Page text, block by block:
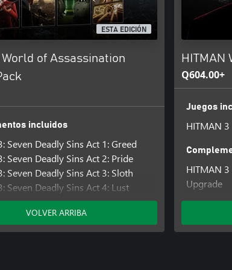
ESTA EDICIÓN
World of Assassination
incluidos
Seven Deadly Sins Act 1: Greed
Seven Deadly Sins Act 2: Pride
Seven Deadly Sins Act 3: Sloth
Seven Deadly Sins Act 4: Lust
Seven Deadly Sins Act 5: Gluttony
Seven Deadly Sins Act 7: Wrath
Seven Deadly Sins Act 6: Envy
VOLVER ARRIBA
HITMAN
Q604.00+
Juegos
HITMAN 3
HITMAN 3
Upgrade
HITMAN 3
First